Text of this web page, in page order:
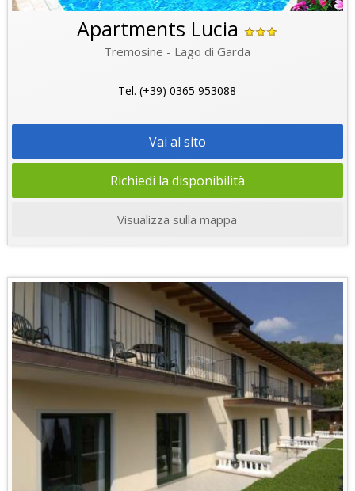
Apartments Lucia
Tremosine - Lago di Garda
Tel. (+39) 0365 953088
Vai al sito
Richiedi la disponibilità
Visualizza sulla mappa